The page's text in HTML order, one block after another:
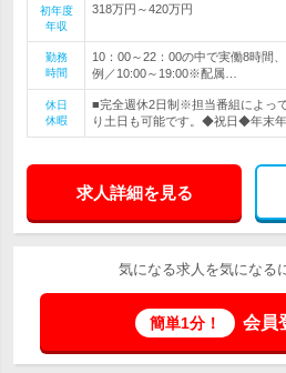
初年度
年収
318万円～420万円
勤務
時間
10：00～22：00の中で実働8時間
例／10:00～19:00※配属…
休日
休暇
■完全週休2日制※担当番組によっ
り土日も可能です。◆祝日◆年末
求人詳細を見る
気になる求人を気になる
簡単1分！ 会員